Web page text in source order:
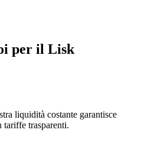
per il Lisk
liquidità costante garantisce
trasparenti.